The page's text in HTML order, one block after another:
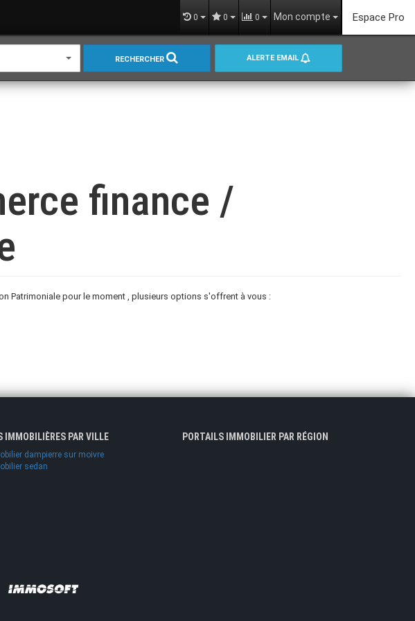
0 0 0 Mon compte Espace Pro
RECHERCHER ALERTE EMAIL
finance /
Patrimoniale pour le moment , plusieurs options s'offrent à vous :
IMMOBILIÈRES PAR VILLE
dampierre sur moivre
sedan
PORTAILS IMMOBILIER PAR RÉGION